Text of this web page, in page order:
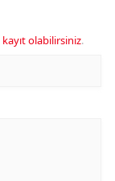
kayıt olabilirsiniz.